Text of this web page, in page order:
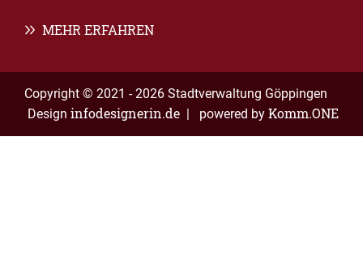
MEHR ERFAHREN
Copyright © 2021 - 2026 Stadtverwaltung Göppingen
Design infodesignerin.de | powered by Komm.ONE